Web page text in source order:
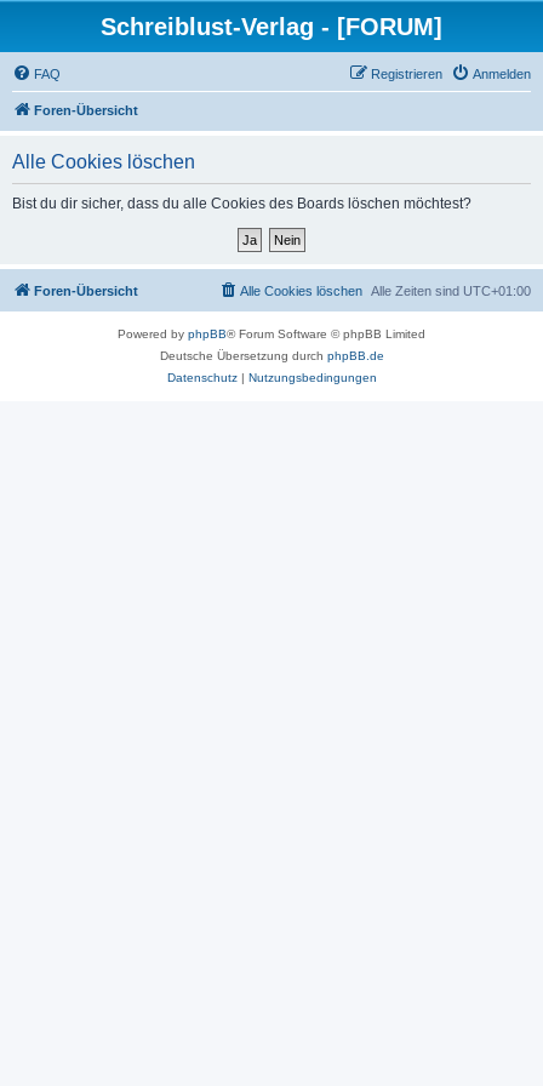
Schreiblust-Verlag - [FORUM]
FAQ Anmelden
Registrieren
Foren-Übersicht
Alle Cookies löschen
Bist du dir sicher, dass du alle Cookies des Boards löschen möchtest?
Foren-Übersicht Alle Zeiten sind UTC+01:00
Alle Cookies löschen
Powered by phpBB® Forum Software © phpBB Limited
Deutsche Übersetzung durch phpBB.de
Datenschutz| Nutzungsbedingungen